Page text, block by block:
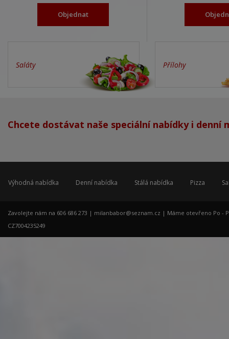
Objednat
Saláty Přílohy
Chcete dostávat naše speciální nabídky i denní
Výhodná nabídka Denní nabídka Stálá nabídka Pizza
Zavolejte nám na 606 686 273 | milanbabor@seznam.cz | Máme otevřeno Po -
CZ7004235249